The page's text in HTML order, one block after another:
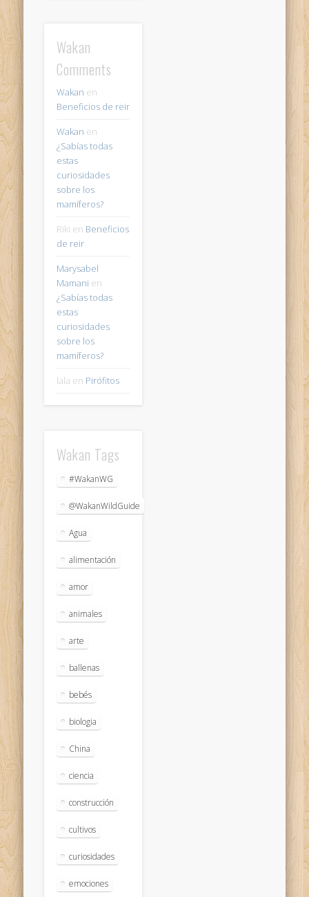
Wakan
Comments
Wakan en
Beneficios de reir
Wakan en
¿Sabías todas
estas
curiosidades
sobre los
mamíferos?
Riki en Beneficios
de reir
Marysabel
Mamani en
¿Sabías todas
estas
curiosidades
sobre los
mamíferos?
lala en Pirófitos
Wakan Tags
#WakanWG
@WakanWildGuide
Agua
alimentación
amor
animales
arte
ballenas
bebés
biologia
China
ciencia
construcción
cultivos
curiosidades
emociones